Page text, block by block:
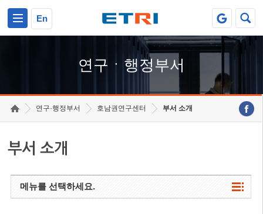
En
연구ㆍ행정부서
연구·행정부서 호남권연구센터 부서 소개
부서 소개
메뉴를 선택하세요.